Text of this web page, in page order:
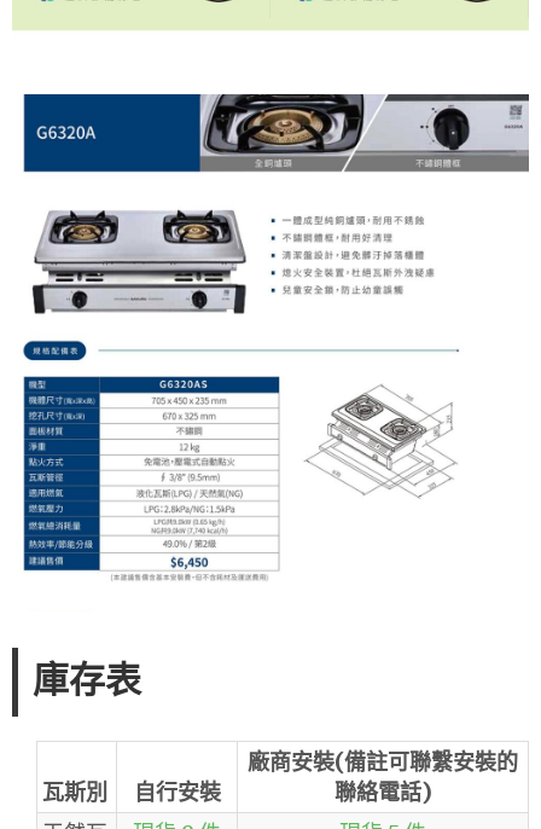
庫存表
瓦斯別 自行安裝
廠商安裝(備註可聯繫安裝的
聯絡電話)